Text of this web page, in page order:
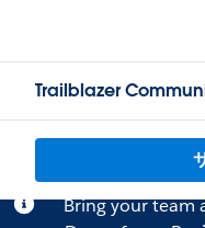
Trailblazer
Bring your team